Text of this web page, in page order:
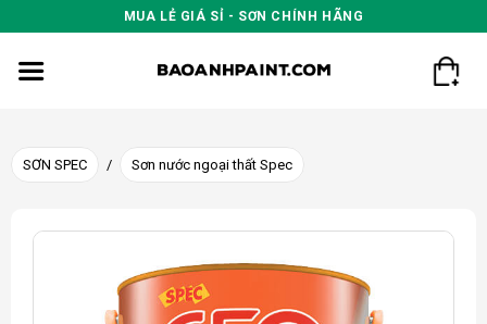
to
content
MUA LẺ GIÁ SỈ - SƠN CHÍNH HÃNG
SƠN SPEC / Sơn nước ngoại thất Spec